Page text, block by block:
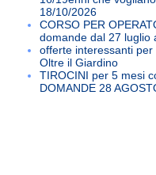
18/10/2026
CORSO PER
domande dal 27 luglio
offerte interessanti
Oltre il Giardino
TIROCINI per 5 mesi
DOMANDE 28